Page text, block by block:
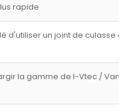
rapide
un joint de culasse de
la gamme de I-Vtec /